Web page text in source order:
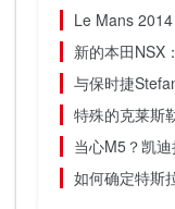
Le Mans
新的本田NSX
与保时捷
特殊的克莱斯
当心M5？凯
如何确定特斯